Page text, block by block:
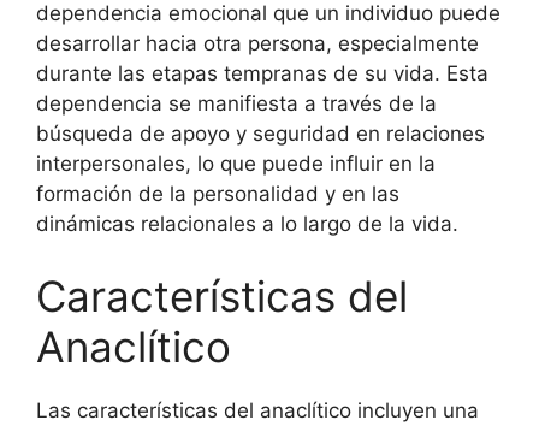
dependencia emocional que un individuo puede
desarrollar hacia otra persona, especialmente
durante las etapas tempranas de su vida. Esta
dependencia se manifiesta a través de la
búsqueda de apoyo y seguridad en relaciones
interpersonales, lo que puede influir en la
formación de la personalidad y en las
dinámicas relacionales a lo largo de la vida.
Características del
Anaclítico
Las características del anaclítico incluyen una